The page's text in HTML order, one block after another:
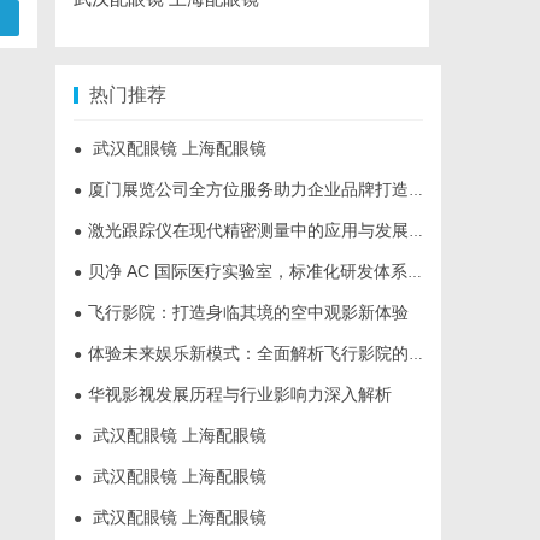
热门推荐
● 武汉配眼镜 上海配眼镜
● 厦门展览公司全方位服务助力企业品牌打造与市场开拓
● 激光跟踪仪在现代精密测量中的应用与发展趋势
● 贝净 AC 国际医疗实验室，标准化研发体系全解析
● 飞行影院：打造身临其境的空中观影新体验
● 体验未来娱乐新模式：全面解析飞行影院的魅力与发展前景
● 华视影视发展历程与行业影响力深入解析
● 武汉配眼镜 上海配眼镜
● 武汉配眼镜 上海配眼镜
● 武汉配眼镜 上海配眼镜